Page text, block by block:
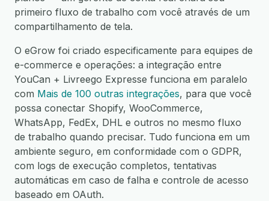
primeiro fluxo de trabalho com você através de um
compartilhamento de tela.
O eGrow foi criado especificamente para equipes de
e-commerce e operações: a integração entre
YouCan + Livreego Expresse funciona em paralelo
com Mais de 100 outras integrações, para que você
possa conectar Shopify, WooCommerce,
WhatsApp, FedEx, DHL e outros no mesmo fluxo
de trabalho quando precisar. Tudo funciona em um
ambiente seguro, em conformidade com o GDPR,
com logs de execução completos, tentativas
automáticas em caso de falha e controle de acesso
baseado em OAuth.